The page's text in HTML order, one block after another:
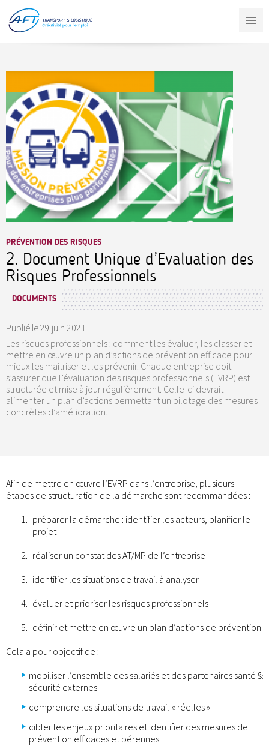
contenu
principal
PRÉVENTION DES RISQUES
2. Document Unique d’Evaluation des
Risques Professionnels
DOCUMENTS
Publié le29 juin 2021
Les risques professionnels : comment les évaluer, les classer et
mettre en œuvre un plan d’actions de prévention efficace pour
mieux les maitriser et les prévenir. Chaque entreprise doit
s’assurer que l’évaluation des risques professionnels (EVRP) est
structurée et mise à jour régulièrement. Celle-ci devrait
alimenter un plan d’actions permettant un pilotage des mesures
concrètes d’amélioration.
Afin de mettre en œuvre l’EVRP dans l’entreprise, plusieurs
étapes de structuration de la démarche sont recommandées :
préparer la démarche : identifier les acteurs, planifier le
projet
réaliser un constat des AT/MP de l’entreprise
identifier les situations de travail à analyser
évaluer et prioriser les risques professionnels
définir et mettre en œuvre un plan d’actions de prévention
Cela a pour objectif de :
mobiliser l’ensemble des salariés et des partenaires santé &
sécurité externes
comprendre les situations de travail « réelles »
cibler les enjeux prioritaires et identifier des mesures de
prévention efficaces et pérennes